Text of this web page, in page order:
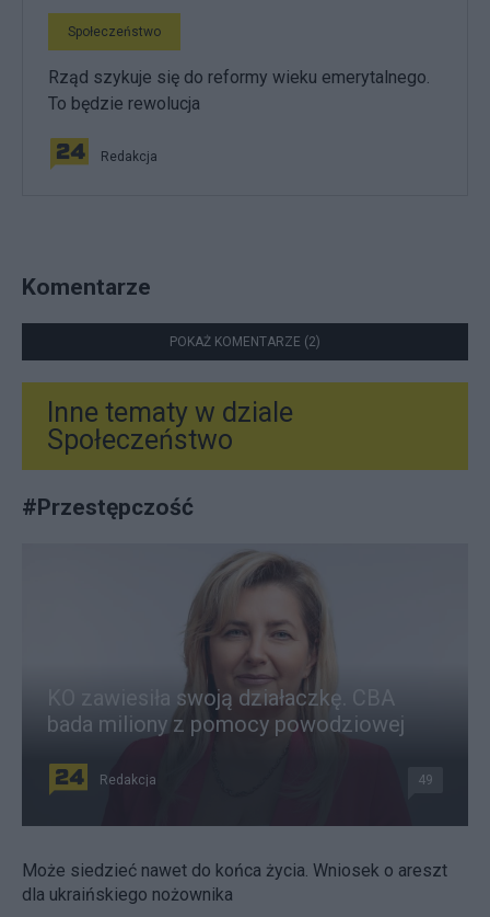
Społeczeństwo
Rząd szykuje się do reformy wieku emerytalnego.
To będzie rewolucja
Redakcja
Komentarze
POKAŻ KOMENTARZE (2)
Inne tematy w dziale
Społeczeństwo
#Przestępczość
KO zawiesiła swoją działaczkę. CBA
bada miliony z pomocy powodziowej
Redakcja 49
Może siedzieć nawet do końca życia. Wniosek o areszt
dla ukraińskiego nożownika